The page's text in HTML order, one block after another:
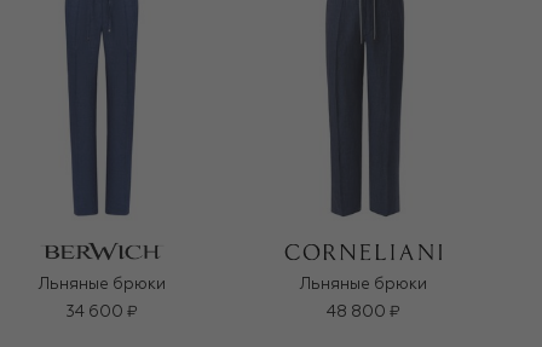
Льняные брюки
34 600 ₽
Льняные брюки
48 800 ₽